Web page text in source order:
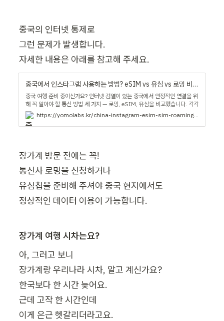
중국의 인터넷 통제로
그런 문제가 발생합니다.
자세한 내용은 아래를 참고해 주세요.
중국에서 인스타그램 사용하는 방법? eSIM vs 유심 vs 로밍 비교 - 요모매거진
중국 여행 준비 중이신가요? 인터넷 검열이 있는 중국에서 안정적인 연결을 위
해 꼭 알아야 할 통신 방법 세 가지 — 로밍, eSIM, 유심을 비교했습니다. 각각
의 장단점, 요금, VPN 여부까지 꼼꼼히 정리해드려요. 본인에게 딱 맞는 방법
으로 중국에서도 자유롭게 인터넷을 즐기세요! | 여행꿀팁, 여행정보
https://yomolabs.kr/china-instagram-esim-sim-roaming-guide
장가계 방문 전에는 꼭!
통신사 로밍을 신청하거나
유심칩을 준비해 주셔야 중국 현지에서도
정상적인 데이터 이용이 가능합니다.
장가계 여행 시차는요?
아, 그러고 보니
장가계랑 우리나라 시차, 알고 계신가요?
한국보다 한 시간 늦어요.
근데 고작 한 시간인데
이게 은근 헷갈리더라고요.